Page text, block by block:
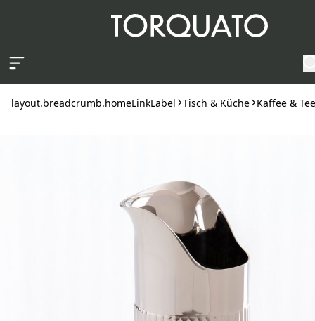
layout.breadcrumb.homeLinkLabel Tisch & Küche Kaffee & Tee